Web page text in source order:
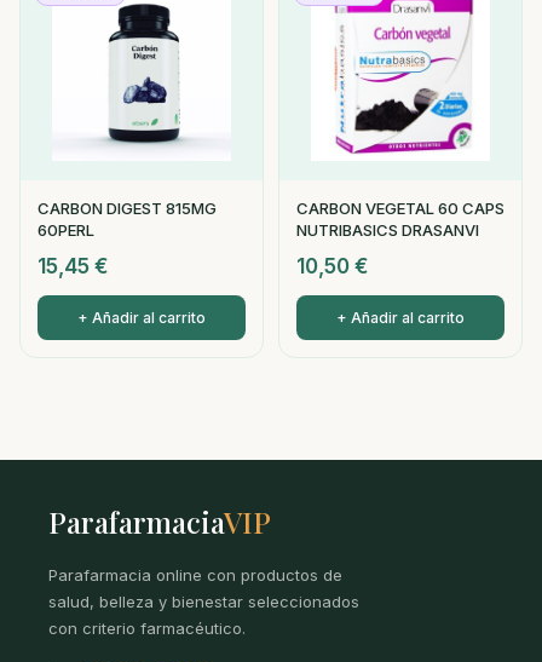
CARBON DIGEST 815MG
60PERL
15,45 €
+ Añadir al carrito
CARBON VEGETAL 60 CAPS
NUTRIBASICS DRASANVI
10,50 €
+ Añadir al carrito
ParafarmaciaVIP
Parafarmacia online con productos de
salud, belleza y bienestar seleccionados
con criterio farmacéutico.